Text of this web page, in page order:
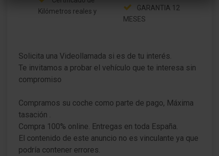
Airbag lateral delante
Climatizador automático 2-zonas
Asiento niño Isofix
Elevalunas delante eléctric. con Protección de
aplastamiento
Cierre centralizado con Mando a distancia
Puerta corredera izquierda con Lunas
Kilómetros reales y
GARANTIA 12
MESES
Solicita una Videollamada si es de tu interés.
Te invitamos a probar el vehículo que te interesa sin
compromiso
Compramos su coche como parte de pago, Máxima
tasación .
Compra 100% online. Entregas en toda España.
El contenido de este anuncio no es vinculante ya que
podría contener errores.